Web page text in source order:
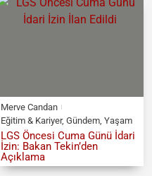
Merve Candan
Eğitim & Kariyer, Gündem, Yaşam
LGS Öncesi Cuma Günü İdari
İzin: Bakan Tekin’den
Açıklama